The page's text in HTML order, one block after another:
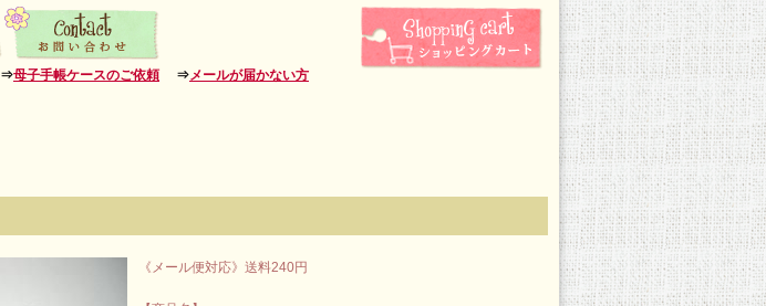
⇒母子手帳ケースのご依頼 ⇒メールが届かない方
《メール便対応》送料240円